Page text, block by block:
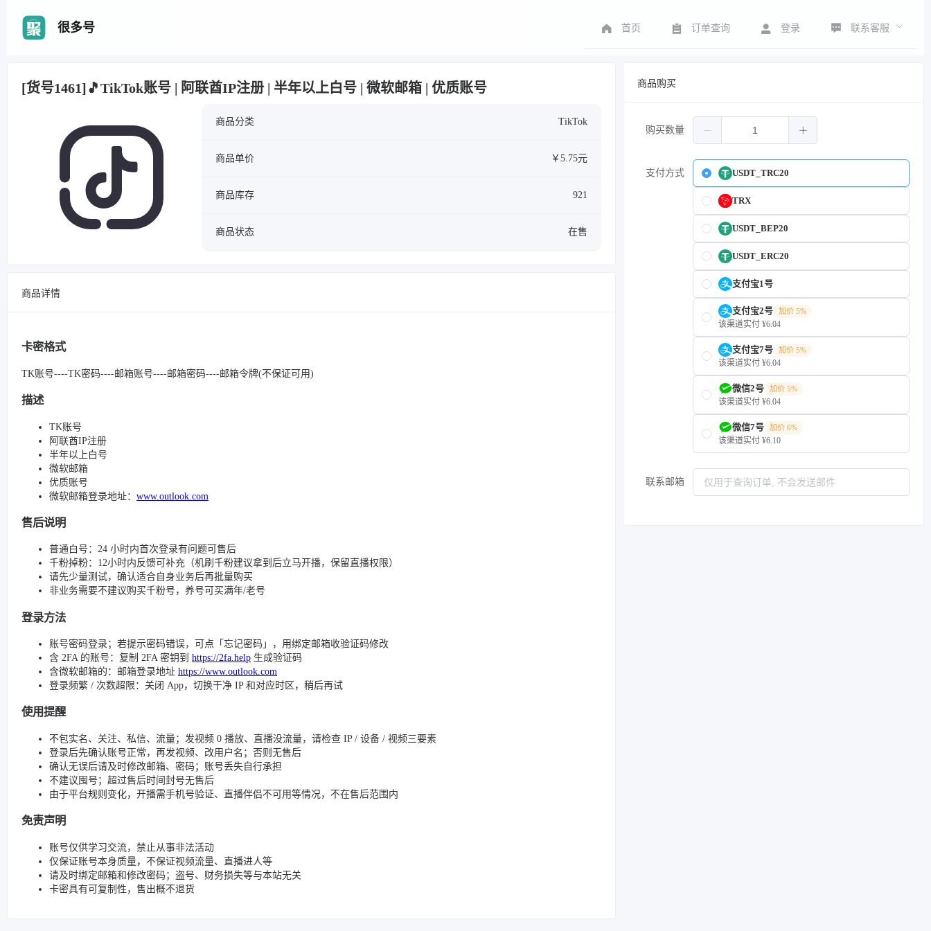
很多号 首页 订单查询 登录 联系客服
[货号1461]🎵TikTok账号 | 阿联酋IP注册 | 半年以上白号 | 微软邮箱 | 优质账号
商品分类 TikTok
商品单价 ￥5.75元
商品库存 921
商品状态 在售
商品详情
卡密格式
TK账号----TK密码----邮箱账号----邮箱密码----邮箱令牌(不保证可用)
描述
TK账号
阿联酋IP注册
半年以上白号
微软邮箱
优质账号
微软邮箱登录地址： www.outlook.com
售后说明
普通白号：24 小时内首次登录有问题可售后
千粉掉粉：12小时内反馈可补充（机刷千粉建议拿到后立马开播，保留直播权限）
请先少量测试，确认适合自身业务后再批量购买
非业务需要不建议购买千粉号，养号可买满年/老号
登录方法
账号密码登录；若提示密码错误，可点「忘记密码」，用绑定邮箱收验证码修改
含 2FA 的账号：复制 2FA 密钥到 https://2fa.help 生成验证码
含微软邮箱的：邮箱登录地址 https://www.outlook.com
登录频繁 / 次数超限：关闭 App，切换干净 IP 和对应时区，稍后再试
使用提醒
不包实名、关注、私信、流量；发视频 0 播放、直播没流量，请检查 IP / 设备 / 视频三要素
登录后先确认账号正常，再发视频、改用户名；否则无售后
确认无误后请及时修改邮箱、密码；账号丢失自行承担
不建议囤号；超过售后时间封号无售后
由于平台规则变化，开播需手机号验证、直播伴侣不可用等情况，不在售后范围内
免责声明
账号仅供学习交流，禁止从事非法活动
仅保证账号本身质量，不保证视频流量、直播进人等
请及时绑定邮箱和修改密码；盗号、财务损失等与本站无关
卡密具有可复制性，售出概不退货
商品购买
购买数量
支付方式 USDT_TRC20
TRX
USDT_BEP20
USDT_ERC20
支付宝1号
支付宝2号 加价 5%
该渠道实付 ¥6.04
支付宝7号 加价 5%
该渠道实付 ¥6.04
微信2号 加价 5%
该渠道实付 ¥6.04
微信7号 加价 6%
该渠道实付 ¥6.10
联系邮箱